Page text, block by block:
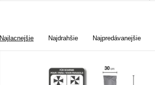
Najlacnejšie Najdrahšie Najpredávanejšie